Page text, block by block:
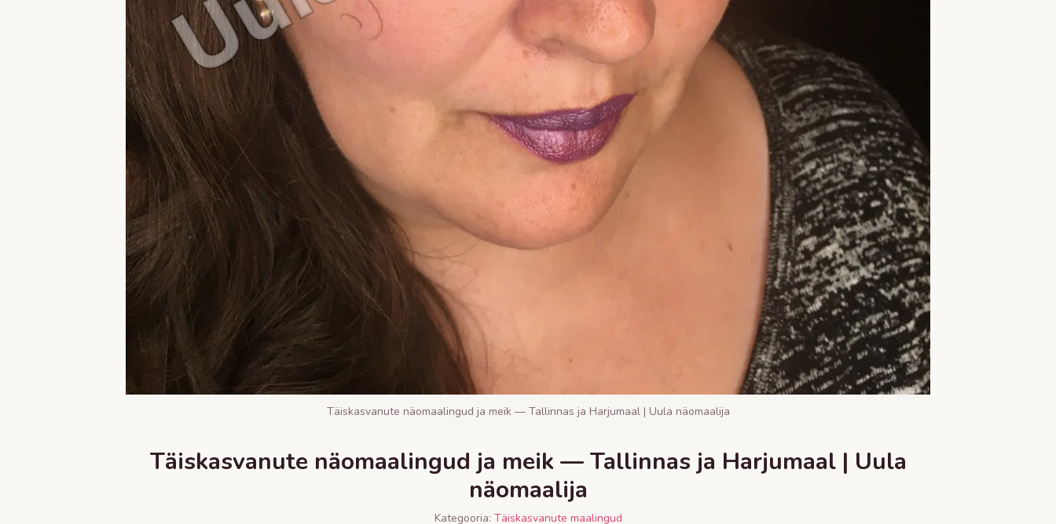
Täiskasvanute näomaalingud ja meik — Tallinnas ja Harjumaal | Uula näomaalija
Täiskasvanute näomaalingud ja meik — Tallinnas ja Harjumaal | Uula
näomaalija
Kategooria: Täiskasvanute maalingud